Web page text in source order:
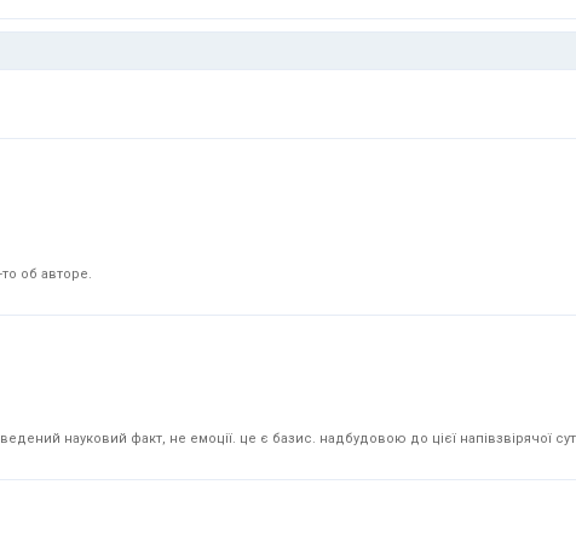
об авторе.
науковий факт, не емоції. це є базис. надбудовою до цієї напівзвірячої